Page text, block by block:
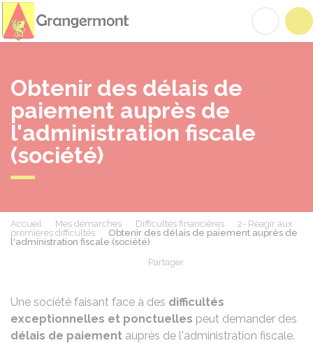
Obtenir des délais de
paiement auprès de
l'administration fiscale
(société)
Accueil Mes démarches Difficultés financières
2- Réagir aux
premières difficultés
Obtenir des délais de paiement auprès de
l'administration fiscale (société)
Partager
Une société faisant face à des difficultés
exceptionnelles et ponctuelles peut demander des
délais de paiement auprès de l'administration fiscale.